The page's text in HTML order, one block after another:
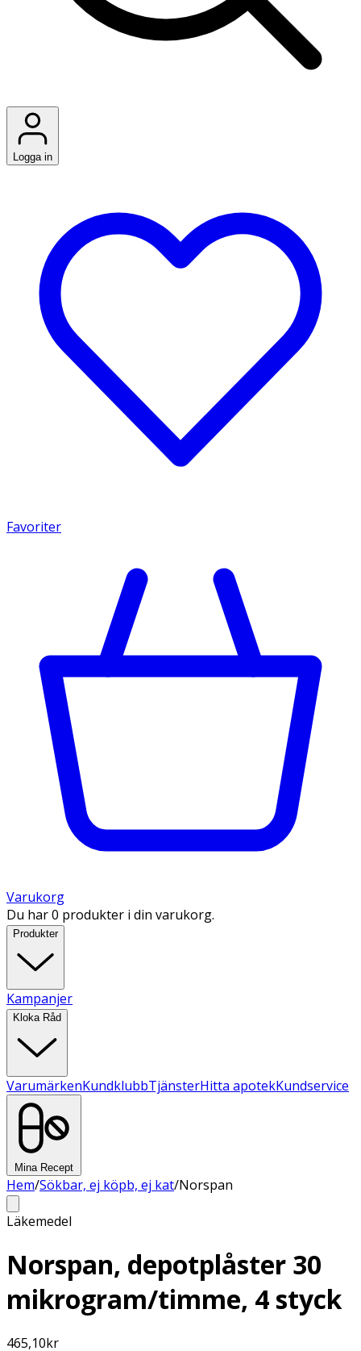
Logga in
Favoriter
Varukorg
Du har 0 produkter i din varukorg.
Produkter
Kampanjer
Kloka Råd
VarumärkenKundklubbTjänsterHitta apotekKundservice
Mina Recept
Hem/Sökbar, ej köpb, ej kat/Norspan
Läkemedel
Norspan, depotplåster 30
mikrogram/timme, 4 styck
465,10kr